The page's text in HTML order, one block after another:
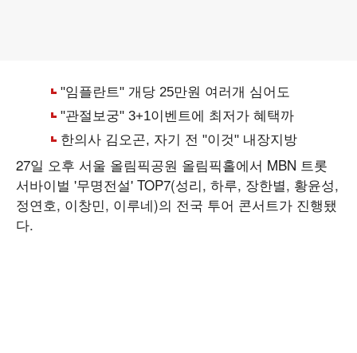
27일 오후 서울 올림픽공원 올림픽홀에서 MBN 트롯
서바이벌 '무명전설' TOP7(성리, 하루, 장한별, 황윤성,
정연호, 이창민, 이루네)의 전국 투어 콘서트가 진행됐
다.